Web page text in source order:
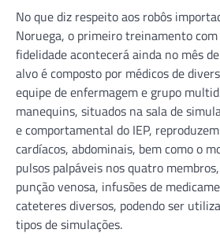
No que diz respeito aos robôs
Noruega, o primeiro treinamento
fidelidade acontecerá ainda no mês
alvo é composto por médicos de
equipe de enfermagem e grupo
manequins, situados na sala de
e comportamental do IEP,
cardíacos, abdominais, bem como o
pulsos palpáveis nos quatro
punção venosa, infusões de
cateteres diversos, podendo ser
tipos de simulações.